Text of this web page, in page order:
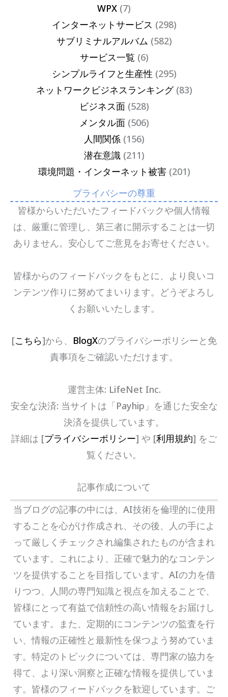
WPX (7)
インターネットサービス (298)
サブリミナルアルバム (582)
サービス一覧 (6)
シンプルライフと生産性 (295)
ネットワークビジネスランキング(83)
ビジネス面(528)
メンタル面(506)
人間関係(156)
潜在意識(211)
環境問題・インターネット被害(201)
プライバシーの尊重
皆様からいただいたフィードバックや個人情報
は、厳重に管理し、第三者に開示することは一切
ありません。安心してご意見をお寄せください。
皆様からのフィードバックをもとに、より良いコ
ンテンツ作りに努めてまいります。どうぞよろし
くお願いいたします。
[こちら]から、 BlogXのプライバシーポリシーと免
責事項をご確認いただけます。
運営主体: LifeNet Inc.
安全な決済: 当サイトは「Payhip」を通じた安全な
決済を提供しています。
詳細は [プライバシーポリシー] や [利用規約] をご
覧ください。
記事作成について
当ブログの記事の中には、AI技術を倫理的に使用
することを心がけ作成され、その後、人の手によ
って厳しくチェックされ編集されたものが含まれ
ています。これにより、正確で魅力的なコンテン
ツを提供することを目指しています。AIの力を借
りつつ、人間の専門知識と視点を加えることで、
皆様にとって有益で信頼性の高い情報をお届けし
ています。また、定期的にコンテンツの監査を行
い、情報の正確性と最新性を保つよう努めていま
す。特定のトピックについては、専門家の協力を
得て、より深い洞察と正確な情報を提供していま
す。皆様のフィードバックを歓迎しています。ご